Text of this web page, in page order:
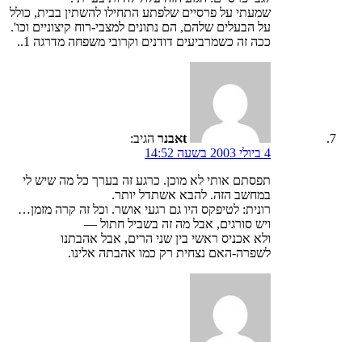
שמעתי על פרסיים שלפתע התחילו להשתין בבית, כולל
על הבעלים שלהם, הם נתונים למצבי-רוח קיצוניים וכו'.
ככה זה כשמרביעים דודנים וקרובי משפחה מדרגה 1..
tאבנר
הגיב:
4 ביולי 2003 בשעה 14:52
תפסתם אותי לא מוכן. כרגע זה בערך כל מה שיש לי
במחשב הזה. להבא אשתדל יותר.
רונית: לטיפקס היו גם רגעי אושר. וכל זה קרה מזמן…
ויש סורגים, אבל מה זה בשביל חתול —
ולא אכניס ראשי בין שני הרים, אבל אהבתנו
לשפרה-האם נצחית רק כמו אהבתה אלינו.